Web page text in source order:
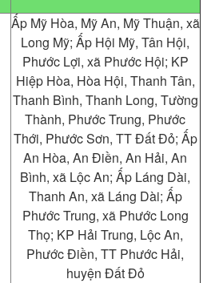
Ấp Mỹ Hòa, Mỹ An, Mỹ Thuận, xã
Long Mỹ; Ấp Hội Mỹ, Tân Hội,
Phước Lợi, xã Phước Hội; KP
Hiệp Hòa, Hòa Hội, Thanh Tân,
Thanh Bình, Thanh Long, Tường
Thành, Phước Trung, Phước
Thới, Phước Sơn, TT Đất Đỏ; Ấp
An Hòa, An Điền, An Hải, An
Bình, xã Lộc An; Ấp Láng Dài,
Thanh An, xã Láng Dài; Ấp
Phước Trung, xã Phước Long
Thọ; KP Hải Trung, Lộc An,
Phước Điền, TT Phước Hải,
huyện Đất Đỏ